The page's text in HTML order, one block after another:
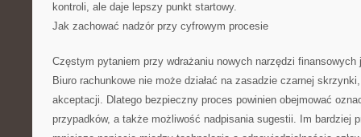
kontroli, ale daje lepszy punkt startowy.
Jak zachować nadzór przy cyfrowym procesie
Częstym pytaniem przy wdrażaniu nowych narzędzi finansowych
Biuro rachunkowe nie może działać na zasadzie czarnej
akceptacji. Dlatego bezpieczny proces powinien obejmować
przypadków, a także możliwość nadpisania sugestii. Im bardziej